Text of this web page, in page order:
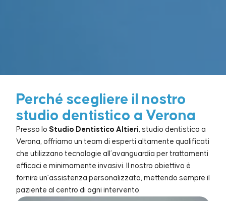
Perché scegliere il nostro
studio dentistico a Verona
Presso lo Studio Dentistico Altieri, studio dentistico a
Verona, offriamo un team di esperti altamente qualificati
che utilizzano tecnologie all’avanguardia per trattamenti
efficaci e minimamente invasivi. Il nostro obiettivo è
fornire un’assistenza personalizzata, mettendo sempre il
paziente al centro di ogni intervento.